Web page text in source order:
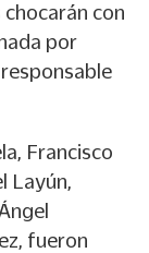
con
por
Francisco
Layún,
fueron